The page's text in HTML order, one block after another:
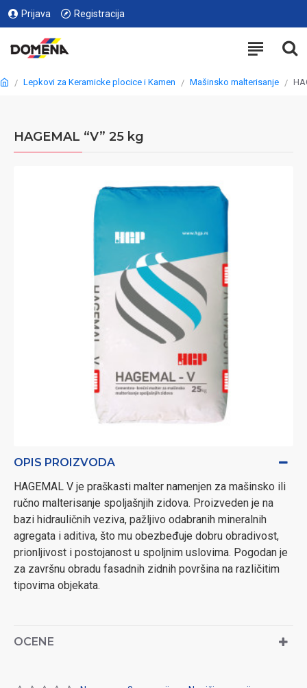
Prijava Registracija
Lepkovi za Keramicke plocice i Kamen Mašinsko malterisanje
HAGEMAL “V” 25 kg
OPIS PROIZVODA
HAGEMAL V je praškasti malter namenjen za mašinsko ili
ručno malterisanje spoljašnjih zidova. Proizveden je na
bazi hidrauličnih veziva, pažljivo odabranih mineralnih
agregata i aditiva, što mu obezbeđuje dobru obradivost,
prionljivost i postojanost u spoljnim uslovima. Pogodan je
za završnu obradu fasadnih zidnih površina na različitim
tipovima objekata.
OCENE